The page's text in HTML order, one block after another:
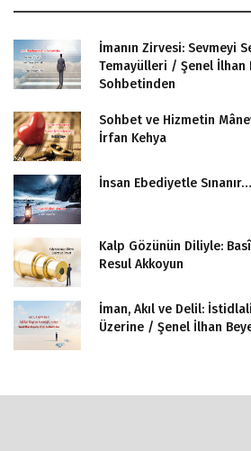
İmanın Zirvesi: Sevmeyi
Temayülleri / Şenel İlhan
Sohbetinden
Sohbet ve Hizmetin
İrfan Kehya
İnsan Ebediyetle
Kalp Gözünün Diliyle:
Resul Akkoyun
İman, Akıl ve Delil:
Üzerine / Şenel İlhan